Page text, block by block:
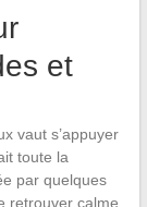
et
vaut s’appuyer
toute la
par quelques
retrouver calme